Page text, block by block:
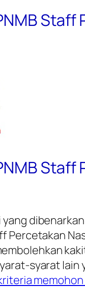
Percetakan
syarat